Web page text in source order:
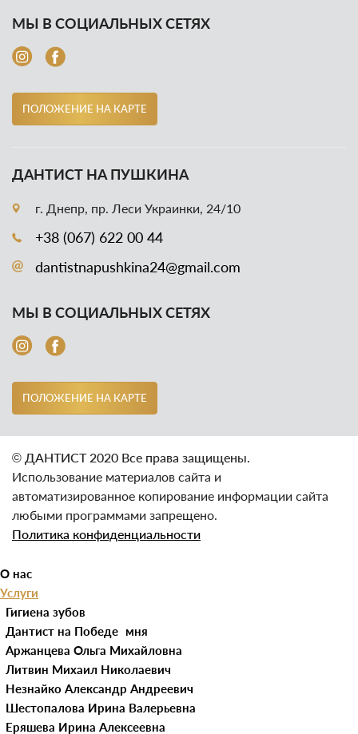
МЫ В СОЦИАЛЬНЫХ СЕТЯХ
ПОЛОЖЕНИЕ НА КАРТЕ
ДАНТИСТ НА ПУШКИНА
г. Днепр, пр. Леси Украинки, 24/10
+38 (067) 622 00 44
dantistnapushkina24@gmail.com
МЫ В СОЦИАЛЬНЫХ СЕТЯХ
ПОЛОЖЕНИЕ НА КАРТЕ
© ДАНТИСТ 2020 Все права защищены.
Использование материалов сайта и
автоматизированное копирование информации сайта
любыми программами запрещено.
Политика конфиденциальности
О нас
Услуги
Гигиена зубов
Удаление зубного камня
Детская стоматология
Герметизация фиссур
Лечение молочных зубов
Лечение кариеса молочных
зубов
Реставрация молочных
Имплантация зубов
Консультация стоматолога
Лечение десен
Лечение гингивита
Лечение пародонтоза
Лечение зубов
Лечение кариеса
Ортодонтия
Наши клиники
Дантист на Победе
Дантист на Пушкина
Доктора
Аржанцева Ольга Михайловна
Литвин Михаил Николаевич
Незнайко Александр Андреевич
Шестопалова Ирина Валерьевна
Еряшева Ирина Алексеевна
Прайс
Контакты
Блог
Портфолио
RU